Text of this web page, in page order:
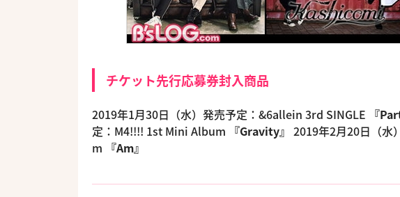
チケット先行応募券封入商品
2019年1月30日（水）発売予定：&6allein 3rd SINGLE 『
定：M4!!!! 1st Mini Album 『Gravity』 2019年2月20日（
m 『Am』